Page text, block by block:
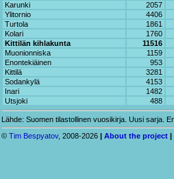
Karunki
2057
Ylitornio
4406
Turtola
1861
Kolari
1760
Kittilän kihlakunta
11516
Muonionniska
1159
Enontekiäinen
953
Kittilä
3281
Sodankylä
4153
Inari
1482
Utsjoki
488
Lähde: Suomen tilastollinen vuosikirja. Uusi sarja.
© Tim Bespyatov, 2008-2026 About the project